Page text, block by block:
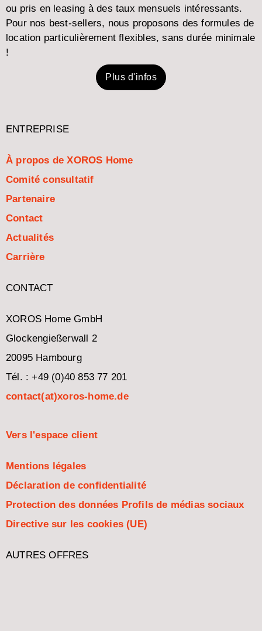
ou pris en leasing à des taux mensuels intéressants.
Pour nos best-sellers, nous proposons des formules de
location particulièrement flexibles, sans durée minimale
!
Plus d'infos
ENTREPRISE
À propos de XOROS Home
Comité consultatif
Partenaire
Contact
Actualités
Carrière
CONTACT
XOROS Home GmbH
Glockengießerwall 2
20095 Hambourg
Tél. : +49 (0)40 853 77 201
contact(at)xoros-home.de
Vers l'espace client
Mentions légales
Déclaration de confidentialité
Protection des données Profils de médias sociaux
Directive sur les cookies (UE)
AUTRES OFFRES
Italiano